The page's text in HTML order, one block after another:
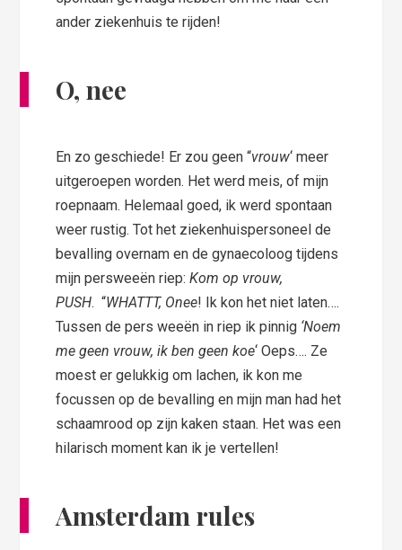
ander ziekenhuis te rijden!
O, nee
En zo geschiede! Er zou geen “vrouw‘ meer
uitgeroepen worden. Het werd meis, of mijn
roepnaam. Helemaal goed, ik werd spontaan
weer rustig. Tot het ziekenhuispersoneel de
bevalling overnam en de gynaecoloog tijdens
mijn persweeën riep:Kom op vrouw,
PUSH. “WHATTT, Onee! Ik kon het niet laten….
Tussen de pers weeën in riep ik pinnig ‘Noem
me geen vrouw, ik ben geen koe‘ Oeps…. Ze
moest er gelukkig om lachen, ik kon me
focussen op de bevalling en mijn man had het
schaamrood op zijn kaken staan. Het was een
hilarisch moment kan ik je vertellen!
Amsterdam rules